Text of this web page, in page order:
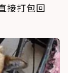
接打包回